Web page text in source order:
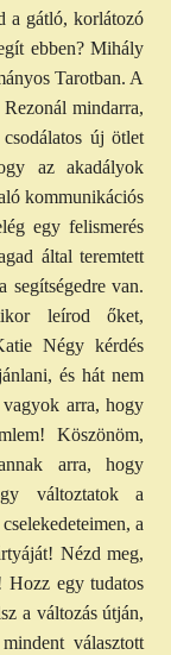
a gátló, korlátozó
ebben? Mihály
Tarotban. A
mindarra,
új ötlet
az akadályok
kommunikációs
egy felismerés
által teremtett
a segítségedre van.
leírod őket,
Négy kérdés
és hát nem
arra, hogy
Köszönöm,
arra, hogy
változtatok a
a
Nézd meg,
Hozz egy tudatos
a változás útján,
választott